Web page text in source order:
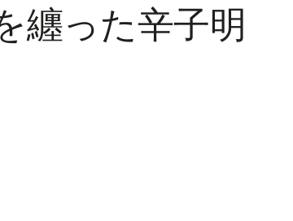
纏った辛子明